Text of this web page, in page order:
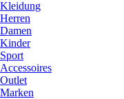
Kleidung
Herren
Damen
Kinder
Sport
Accessoires
Outlet
Marken